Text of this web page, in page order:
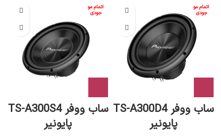
اتمام مو
جودی
ساب ووفر TS-A300D4
پایونیر
اتمام مو
جودی
ساب ووفر TS-A300S4
پایونیر